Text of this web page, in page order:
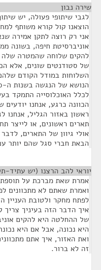
שירה נבון
לגבי שיתופי פעולה, יש
הוצאנו קול קורא משותף
אני רק רוצה לתקן אמירה
אוניברסיטת חיפה, בשונה
להקים שלוחה שהמטרה
של סטודנטים שונים, אלא
השלוחות במודל הקודם
לכלל האוכלוסייה התמקד
ראשון באזור הגליל, אנחנו
תארים ראשונים, או לייצר
אולי גיוון של התארים,
הבאת חברי סגל שהם יותר
יוראי להב הרצנו (יש עתיד-
אמרת שאת מברכת על
ואמרת שאתם לא מתכוונים
לפתח מחקר ולטובת העניין
איך הדבר הזה בעיניך צריך
של ההחלטה היא להקים
היא נכונה, אבל אם היא
ואת האזור, איך אתם
זה לא ברור.